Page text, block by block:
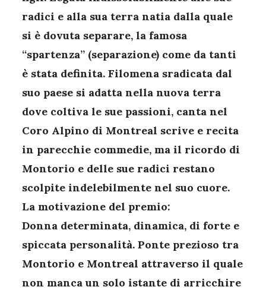
radici e alla sua terra natia dalla quale
si è dovuta separare, la famosa
“spartenza” (separazione) come da tanti
è stata definita. Filomena sradicata dal
suo paese si adatta nella nuova terra
dove coltiva le sue passioni, canta nel
Coro Alpino di Montreal scrive e recita
in parecchie commedie, ma il ricordo di
Montorio e delle sue radici restano
scolpite indelebilmente nel suo cuore.
La motivazione del premio:
Donna determinata, dinamica, di forte e
spiccata personalità. Ponte prezioso tra
Montorio e Montreal attraverso il quale
non manca un solo istante di arricchire